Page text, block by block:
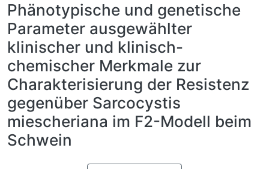
Phänotypische und genetische
Parameter ausgewählter
klinischer und klinisch-
chemischer Merkmale zur
Charakterisierung der Resistenz
gegenüber Sarcocystis
miescheriana im F2-Modell beim
Schwein